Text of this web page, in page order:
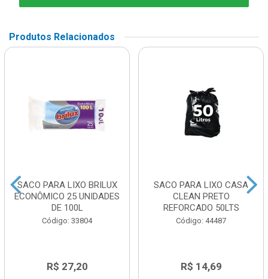
Produtos Relacionados
SACO PARA LIXO BRILUX
ECONÔMICO 25 UNIDADES
DE 100L
Código: 33804
R$ 27,20
SACO PARA LIXO CASA
CLEAN PRETO
REFORCADO 50LTS
Código: 44487
R$ 14,69